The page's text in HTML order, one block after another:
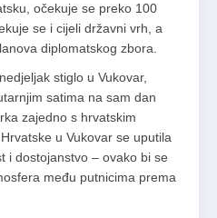
očekuje se preko 100
se i cijeli državni vrh, a
diplomatskog zbora.
stiglo u Vukovar,
satima na sam dan
zajedno s hrvatskim
u Vukovar se uputila
i dostojanstvo – ovako bi se
među putnicima prema